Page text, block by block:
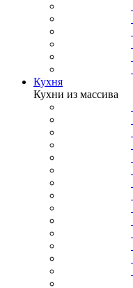
Кухня
Кухни из массива